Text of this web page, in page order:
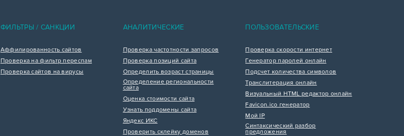
ФИЛЬТРЫ / САНКЦИИ
Аффилированность сайтов
Проверка на фильтр переспам
Проверка сайтов на вирусы
АНАЛИТИЧЕСКИЕ
Проверка частотности запросов
Проверка позиций сайта
Определить возраст страницы
Определение региональности
сайта
Оценка стоимости сайта
Узнать поддомены сайта
Яндекс ИКС
Проверить склейку доменов
ПОЛЬЗОВАТЕЛЬСКИЕ
Проверка скорости интернет
Генератор паролей онлайн
Подсчет количества символов
Транслитерация онлайн
Визуальный HTML редактор онлайн
Favicon.ico генератор
Мой IP
Синтаксический разбор
предложения